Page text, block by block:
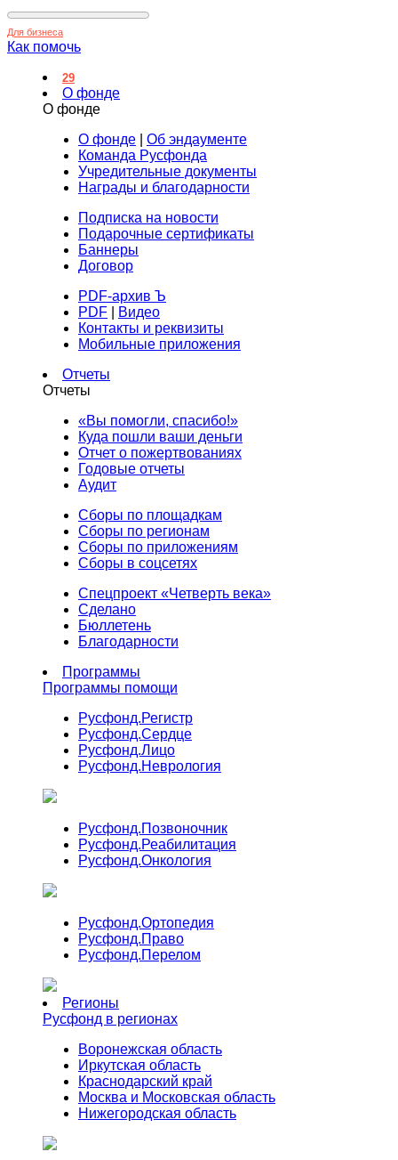
Для бизнеса
Как помочь
29
О фонде
О фонде
О фонде
Об эндаументе
Команда Русфонда
Учредительные документы
Награды и благодарности
Подписка на новости
Подарочные сертификаты
Баннеры
Договор
PDF-архив Ъ
PDF
Видео
Контакты и реквизиты
Мобильные приложения
Отчеты
Отчеты
«Вы помогли, спасибо!»
Куда пошли ваши деньги
Отчет о пожертвованиях
Годовые отчеты
Аудит
Сборы по площадкам
Сборы по регионам
Сборы по приложениям
Сборы в соцсетях
Спецпроект «Четверть века»
Сделано
Бюллетень
Благодарности
Программы
Программы помощи
Русфонд.Регистр
Русфонд.Сердце
Русфонд.Лицо
Русфонд.Неврология
Русфонд.Позвоночник
Русфонд.Реабилитация
Русфонд.Онкология
Русфонд.Ортопедия
Русфонд.Право
Русфонд.Перелом
Регионы
Русфонд в регионах
Воронежская область
Иркутская область
Краснодарский край
Москва и Московская область
Нижегородская область